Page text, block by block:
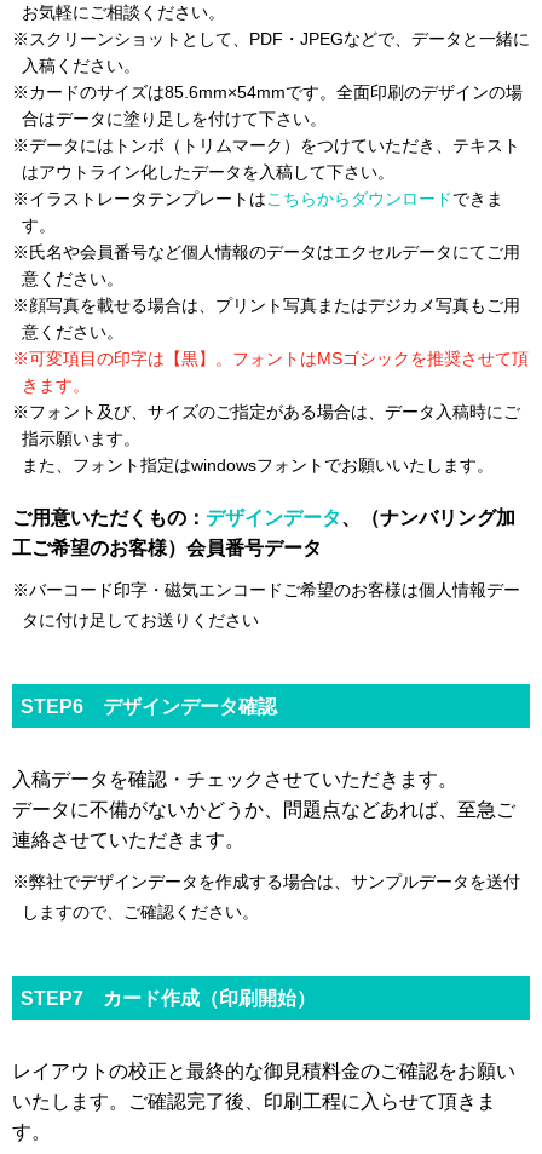
お気軽にご相談ください。
※スクリーンショットとして、PDF・JPEGなどで、データと一緒に
入稿ください。
※カードのサイズは85.6mm×54mmです。全面印刷のデザインの場
合はデータに塗り足しを付けて下さい。
※データにはトンボ（トリムマーク）をつけていただき、テキスト
はアウトライン化したデータを入稿して下さい。
※イラストレータテンプレートはこちらからダウンロードできま
す。
※氏名や会員番号など個人情報のデータはエクセルデータにてご用
意ください。
※顔写真を載せる場合は、プリント写真またはデジカメ写真もご用
意ください。
※可変項目の印字は【黒】。フォントはMSゴシックを推奨させて頂
きます。
※フォント及び、サイズのご指定がある場合は、データ入稿時にご
指示願います。
また、フォント指定はwindowsフォントでお願いいたします。
ご用意いただくもの： デザインデータ、（ナンバリング加
工ご希望のお客様）会員番号データ
※バーコード印字・磁気エンコードご希望のお客様は個人情報デー
タに付け足してお送りください
STEP6 デザインデータ確認
入稿データを確認・チェックさせていただきます。
データに不備がないかどうか、問題点などあれば、至急ご
連絡させていただきます。
※弊社でデザインデータを作成する場合は、サンプルデータを送付
しますので、ご確認ください。
STEP7 カード作成（印刷開始）
レイアウトの校正と最終的な御見積料金のご確認をお願い
いたします。ご確認完了後、印刷工程に入らせて頂きま
す。